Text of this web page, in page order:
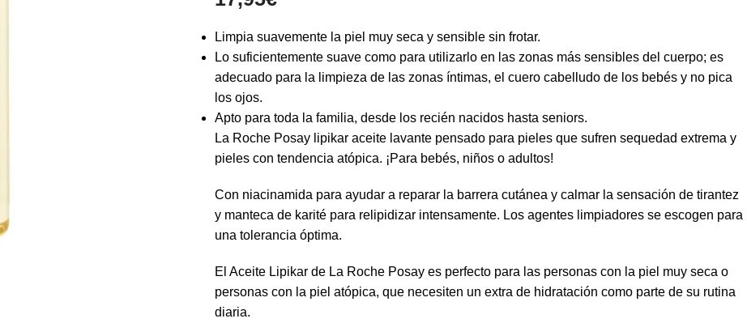
Limpia suavemente la piel muy seca y sensible sin frotar.
Lo suficientemente suave como para utilizarlo en las zonas más sensibles del cuerpo; es
adecuado para la limpieza de las zonas íntimas, el cuero cabelludo de los bebés y no pica
los ojos.
Apto para toda la familia, desde los recién nacidos hasta seniors.
La Roche Posay lipikar aceite lavante pensado para pieles que sufren sequedad extrema y
pieles con tendencia atópica. ¡Para bebés, niños o adultos!
Con niacinamida para ayudar a reparar la barrera cutánea y calmar la sensación de tirantez
y manteca de karité para relipidizar intensamente. Los agentes limpiadores se escogen para
una tolerancia óptima.
El Aceite Lipikar de La Roche Posay es perfecto para las personas con la piel muy seca o
personas con la piel atópica, que necesiten un extra de hidratación como parte de su rutina
diaria.